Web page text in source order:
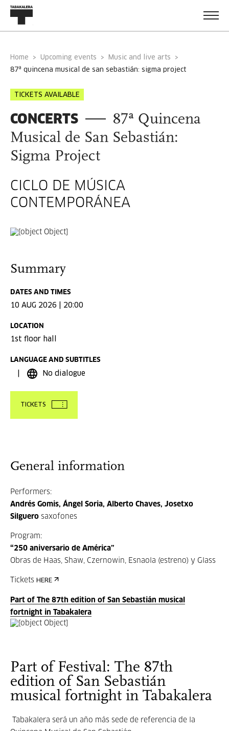
Home Upcoming events
Music and live arts
87ª quincena musical de san sebastián: sigma project
TICKETS AVAILABLE
CONCERTS
87ª Quincena
Musical de San Sebastián:
Sigma Project
CICLO DE MÚSICA
CONTEMPORÁNEA
Summary
DATES AND TIMES
10 AUG 2026 | 20:00
LOCATION
1st floor hall
LANGUAGE AND SUBTITLES
No dialogue
TICKETS
General information
Performers:
Andrés Gomis, Ángel Soria, Alberto Chaves, Josetxo
Silguero saxofones
Program:
“250 aniversario de América”
Obras de Haas, Shaw, Czernowin, Esnaola (estreno) y Glass
Tickets HERE
Part of The 87th edition of San Sebastián musical
fortnight in Tabakalera
Part of Festival: The 87th
edition of San Sebastián
musical fortnight in Tabakalera
Tabakalera será un año más sede de referencia de la